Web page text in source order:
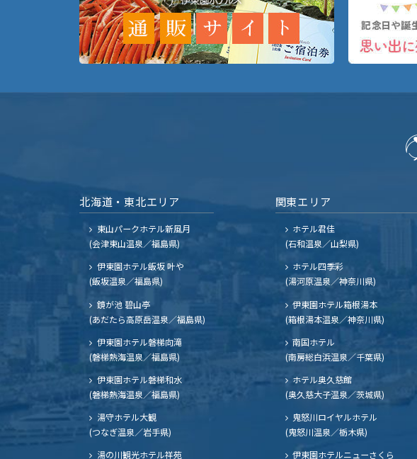
北海道・東北エリア
東山パークホテル新風月
(会津東山温泉／福島県)
伊東園ホテル飯坂 叶や
(飯坂温泉／福島県)
鏡が池 碧山亭
(あだたら高原岳温泉／福島県)
伊東園ホテル磐梯向滝
(磐梯熱海温泉／福島県)
伊東園ホテル磐梯和水
(磐梯熱海温泉／福島県)
湯守ホテル大観
(つなぎ温泉／岩手県)
湯の川観光ホテル祥苑
関東エリア
ホテル君佳
(石和温泉／山梨県)
ホテル四季彩
(湯河原温泉／神奈川県)
伊東園ホテル箱根湯本
(箱根湯本温泉／神奈川県)
南国ホテル
(南房総白浜温泉／千葉県)
ホテル奥久慈館
(奥久慈大子温泉／茨城県)
鬼怒川ロイヤルホテル
(鬼怒川温泉／栃木県)
伊東園ホテルニューさくら